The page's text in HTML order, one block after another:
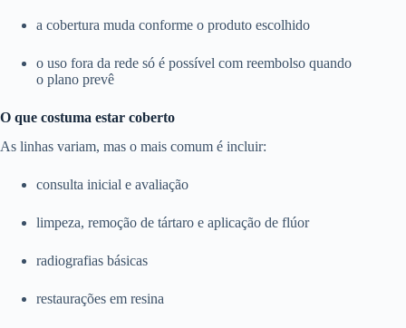
a cobertura muda conforme o produto escolhido
o uso fora da rede só é possível com reembolso quando
o plano prevê
O que costuma estar coberto
As linhas variam, mas o mais comum é incluir:
consulta inicial e avaliação
limpeza, remoção de tártaro e aplicação de flúor
radiografias básicas
restaurações em resina